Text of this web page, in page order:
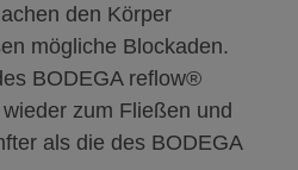
den Körper
mögliche Blockaden.
BODEGA reflow®
zum Fließen und
als die des BODEGA